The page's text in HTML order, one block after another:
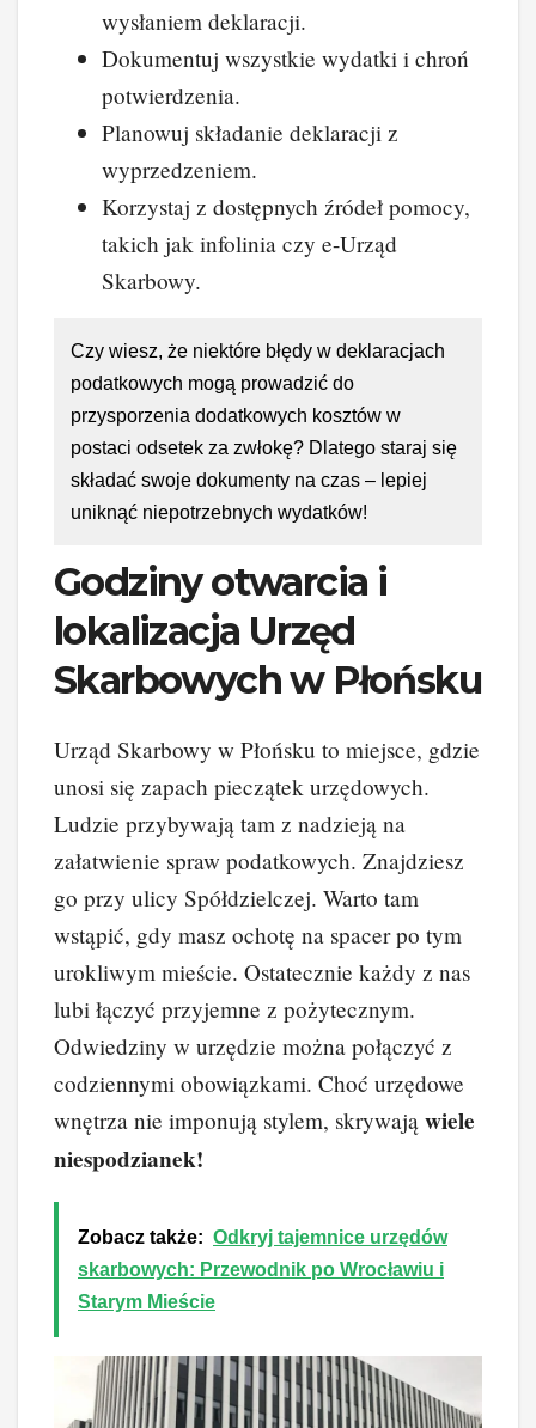
wysłaniem deklaracji.
Dokumentuj wszystkie wydatki i chroń
potwierdzenia.
Planowuj składanie deklaracji z
wyprzedzeniem.
Korzystaj z dostępnych źródeł pomocy,
takich jak infolinia czy e-Urząd
Skarbowy.
Czy wiesz, że niektóre błędy w deklaracjach
podatkowych mogą prowadzić do
przysporzenia dodatkowych kosztów w
postaci odsetek za zwłokę? Dlatego staraj się
składać swoje dokumenty na czas – lepiej
uniknąć niepotrzebnych wydatków!
Godziny otwarcia i
lokalizacja Urzęd
Skarbowych w Płońsku
Urząd Skarbowy w Płońsku to miejsce, gdzie
unosi się zapach pieczątek urzędowych.
Ludzie przybywają tam z nadzieją na
załatwienie spraw podatkowych. Znajdziesz
go przy ulicy Spółdzielczej. Warto tam
wstąpić, gdy masz ochotę na spacer po tym
urokliwym mieście. Ostatecznie każdy z nas
lubi łączyć przyjemne z pożytecznym.
Odwiedziny w urzędzie można połączyć z
codziennymi obowiązkami. Choć urzędowe
wnętrza nie imponują stylem, skrywają wiele
niespodzianek!
Zobacz także: Odkryj tajemnice urzędów
skarbowych: Przewodnik po Wrocławiu i
Starym Mieście